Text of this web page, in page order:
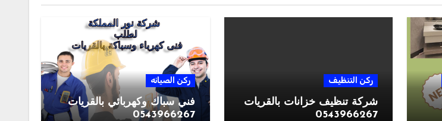
ركن التنظيف
شركة تنظيف خزانات بالقريات
0543966267
ركن الصيانه
فني سباك وكهربائي بالقريات
0543966267